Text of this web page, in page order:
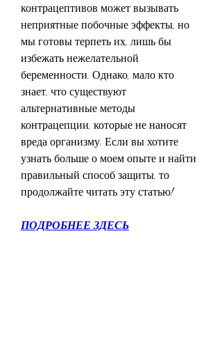
контрацептивов может вызывать
неприятные побочные эффекты, но
мы готовы терпеть их, лишь бы
избежать нежелательной
беременности. Однако, мало кто
знает, что существуют
альтернативные методы
контрацепции, которые не наносят
вреда организму. Если вы хотите
узнать больше о моем опыте и найти
правильный способ защиты, то
продолжайте читать эту статью!
ПОДРОБНЕЕ ЗДЕСЬ